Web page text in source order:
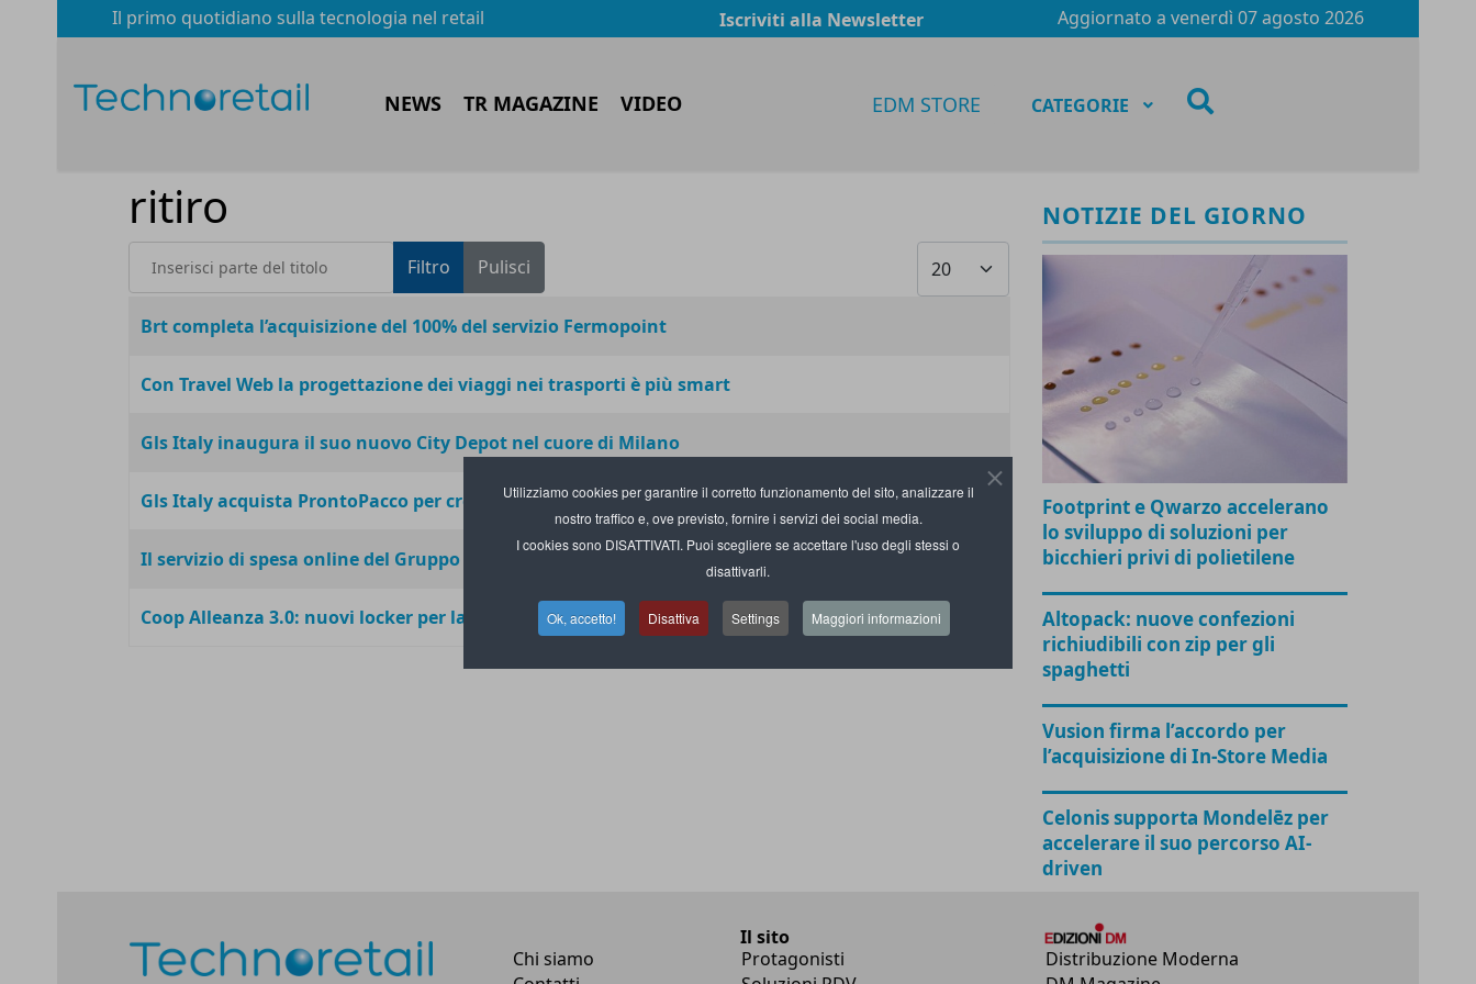
Utilizziamo cookies per garantire il corretto funzionamento del sito, analizzare il
nostro traffico e, ove previsto, fornire i servizi dei social media.
I cookies sono DISATTIVATI. Puoi scegliere se accettare l'uso degli stessi o
disattivarli.
Ok, accetto! Disattiva Settings Maggiori informazioni
Il primo quotidiano sulla tecnologia nel retail Iscriviti alla Newsletter Aggiornato a venerdì 07 agosto 2026
NEWS TR MAGAZINE VIDEO EDM STORE CATEGORIE
ritiro
Inserisci parte del titolo Filtro Pulisci Visualizza #
Titolo
Brt completa l’acquisizione del 100% del servizio Fermopoint
Con Travel Web la progettazione dei viaggi nei trasporti è più smart
Gls Italy inaugura il suo nuovo City Depot nel cuore di Milano
Gls Italy acquista ProntoPacco per crescere nelle consegne ai privati
Il servizio di spesa online del Gruppo Selex lancia due nuove aperture
Coop Alleanza 3.0: nuovi locker per la spesa online a Bologna e Modena
NOTIZIE DEL GIORNO
Footprint e Qwarzo accelerano
lo sviluppo di soluzioni per
bicchieri privi di polietilene
Altopack: nuove confezioni
richiudibili con zip per gli
spaghetti
Vusion firma l’accordo per
l’acquisizione di In-Store Media
Celonis supporta Mondelēz per
accelerare il suo percorso AI-
driven
Il sito
Chi siamo
Protagonisti
Distribuzione Moderna